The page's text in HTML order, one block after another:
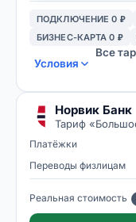
ПОДКЛЮЧЕНИЕ 0 ₽
БИЗНЕС-КАРТА 0 ₽
Условия
Все
Норвик Банк
Тариф «
Платёжки
Переводы физлицам
Реальная стоимость